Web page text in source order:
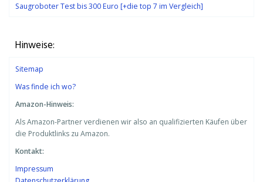
Saugroboter Test bis 300 Euro [+die top 7 im Vergleich]
Hinweise:
Sitemap
Was finde ich wo?
Amazon-Hinweis:
Als Amazon-Partner verdienen wir also an qualifizierten Käufen über
die Produktlinks zu Amazon.
Kontakt:
Impressum